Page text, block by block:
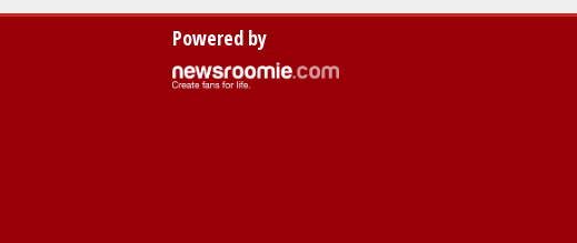
Powered by